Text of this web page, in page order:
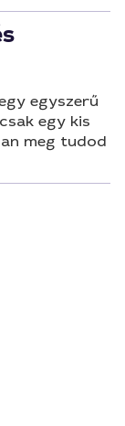
egyszerű
egy kis
meg tudod